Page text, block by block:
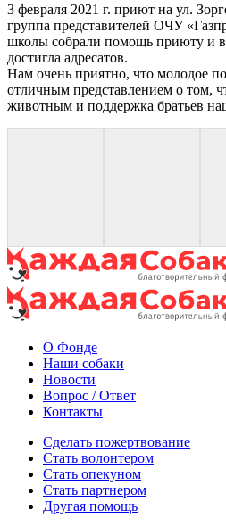
3 февраля 2021 г. приют на ул.
группа представителей ОЧУ
школы собрали помощь приюту и
достигла адресатов.
Нам очень приятно, что молодое
отличным представлением о том,
животным и поддержка братьев
О Фонде
Наши собаки
Новости
Вопрос / Ответ
Контакты
Сделать пожертвование
Стать волонтером
Стать опекуном
Стать партнером
Другая помощь